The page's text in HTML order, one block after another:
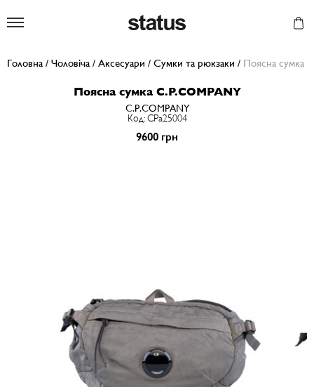
Головна / Чоловіча / Аксесуари / Сумки та рюкзаки / Поясна сумка
Поясна сумка C.P.COMPANY
C.P.COMPANY
Код: CPa25004
9600 грн